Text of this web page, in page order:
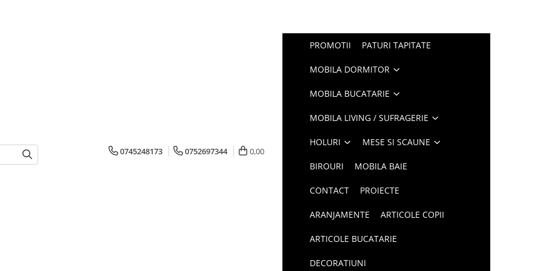
0745248173 0752697344 0,00
PROMOTII PATURI TAPITATE
MOBILA DORMITOR
MOBILA BUCATARIE
MOBILA LIVING / SUFRAGERIE
HOLURI MESE SI SCAUNE
BIROURI MOBILA BAIE
CONTACT PROIECTE
ARANJAMENTE ARTICOLE COPII
ARTICOLE BUCATARIE
DECORATIUNI